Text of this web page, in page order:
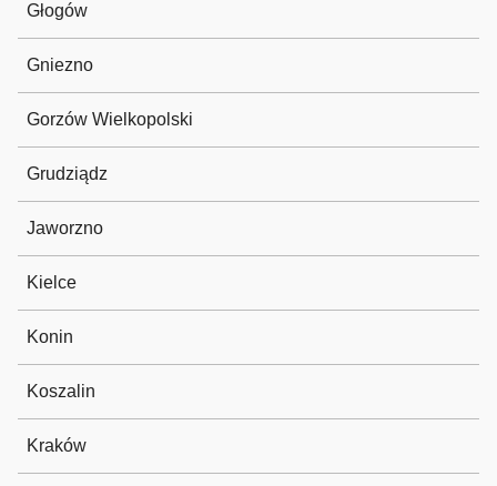
Głogów
Gniezno
Gorzów Wielkopolski
Grudziądz
Jaworzno
Kielce
Konin
Koszalin
Kraków